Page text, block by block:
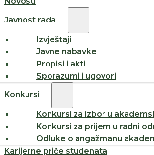
Javnost rada
Izvještaji
Javne nabavke
Propisi i akti
Sporazumi i ugovori
Konkursi
Konkursi za izbor u
Konkursi za prijem u radni
Odluke o angažmanu
Karijerne priče studenata